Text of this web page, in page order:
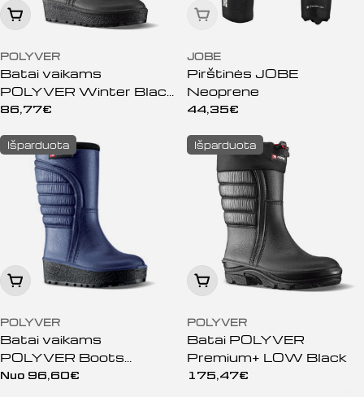
Peržiūrėti
POLYVER
Batai vaikams
POLYVER Winter Black
jr.
Įprasta
86,77€
Išparduota
JOBE
Pirštinės JOBE
Neoprene
Įprasta
44,35€
Išparduota
Peržiūrėti
POLYVER
Batai vaikams
POLYVER Boots
Winter Blue
Įprasta
Nuo 96,60€
Išparduota
Peržiūrėti
POLYVER
Batai POLYVER
Premium+ LOW Black
Įprasta
175,47€